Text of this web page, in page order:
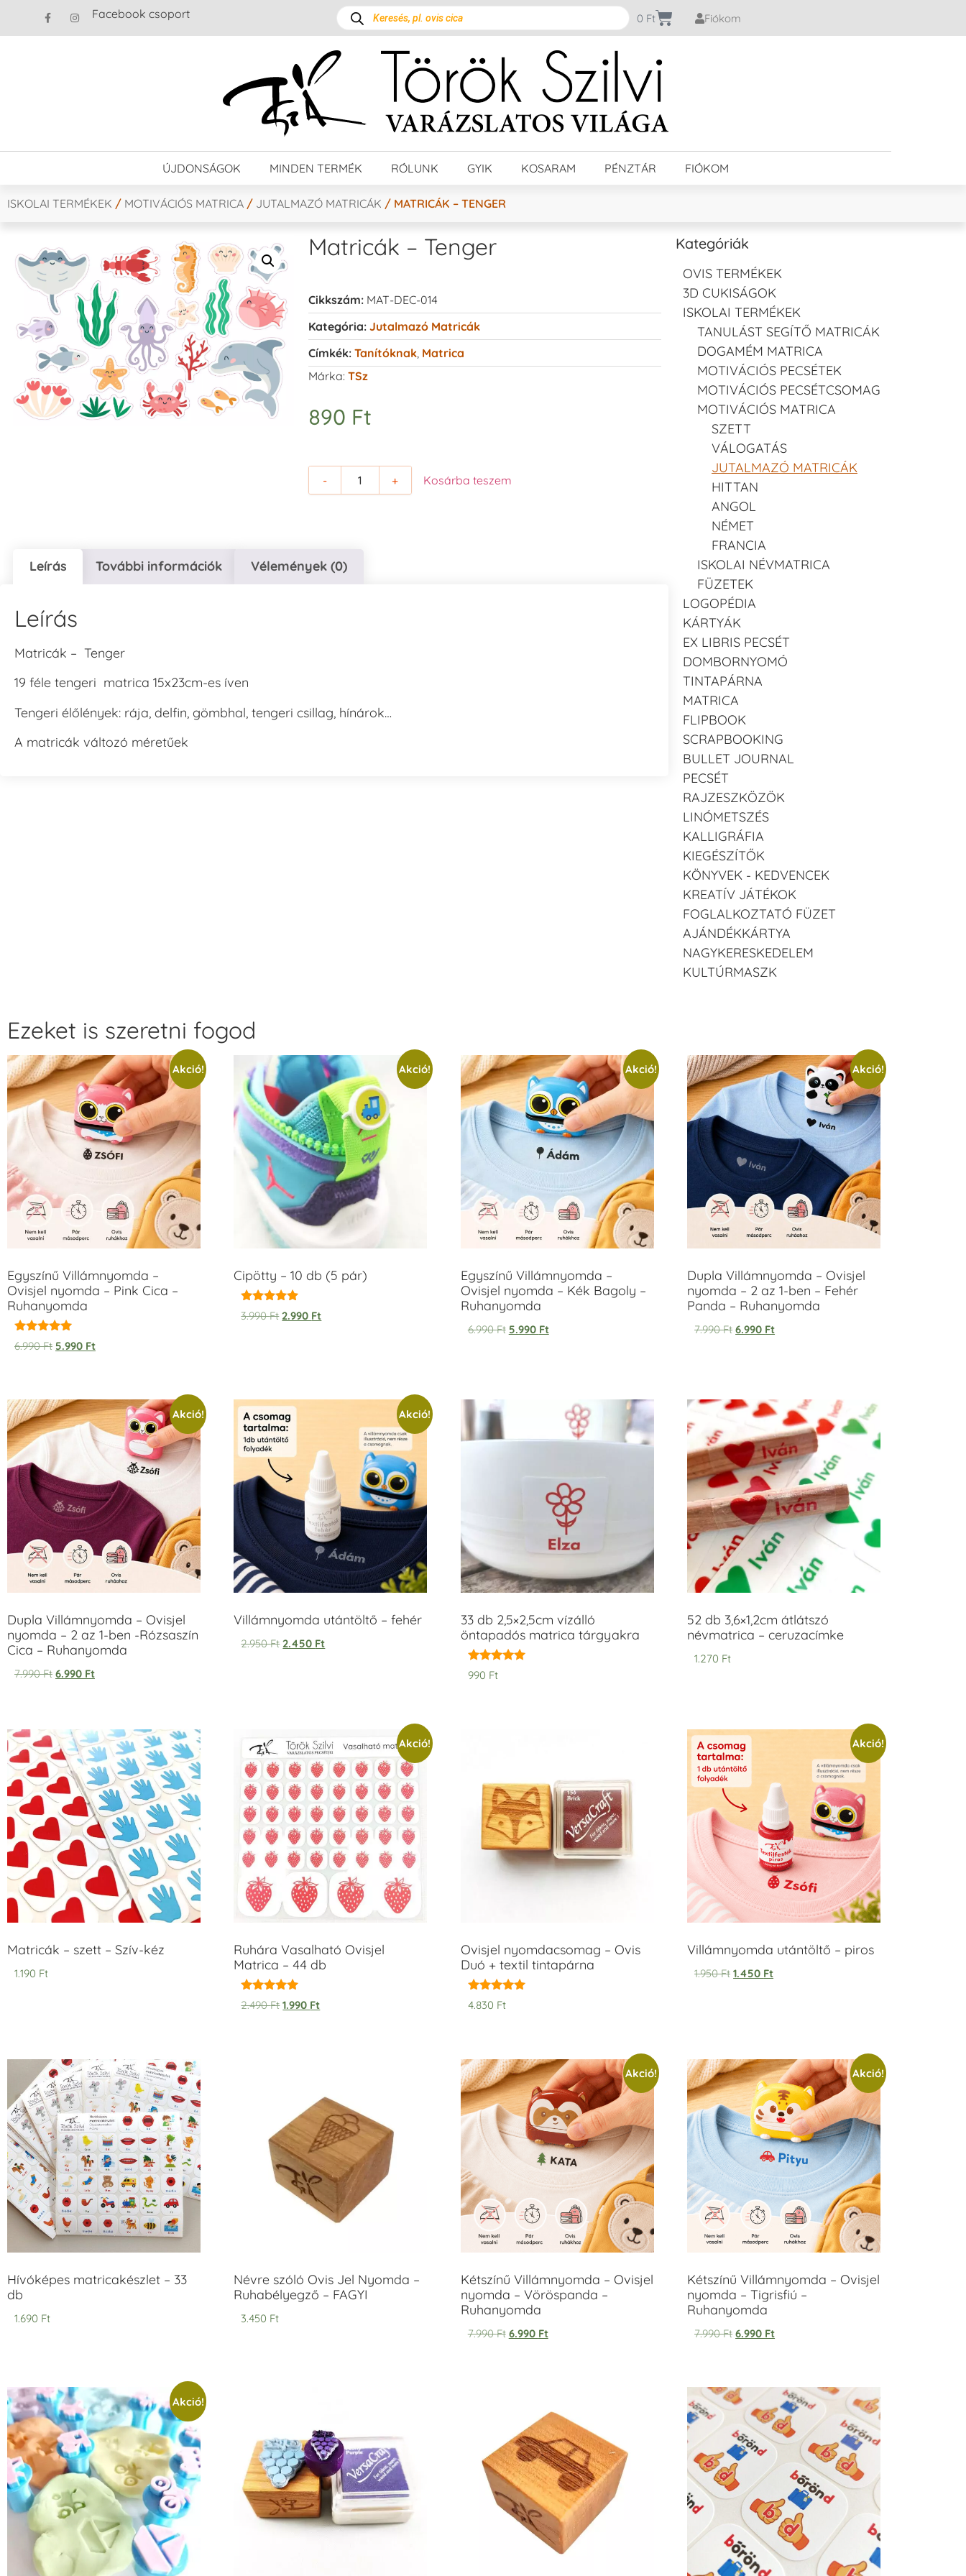
Facebook csoport 0 Ft Fiókom
ÚJDONSÁGOK MINDEN TERMÉK RÓLUNK GYIK KOSARAM PÉNZTÁR FIÓKOM
ISKOLAI TERMÉKEK / MOTIVÁCIÓS MATRICA / JUTALMAZÓ MATRICÁK / MATRICÁK – TENGER
Matricák – Tenger
Cikkszám: MAT-DEC-014
Kategória: Jutalmazó Matricák
Címkék: Tanítóknak, Matrica
Márka: TSz
890 Ft
- + Kosárba teszem
Leírás További információk Vélemények (0)
Leírás
Matricák – Tenger
19 féle tengeri matrica 15x23cm-es íven
Tengeri élőlények: rája, delfin, gömbhal, tengeri csillag, hínárok…
A matricák változó méretűek
Kategóriák
OVIS TERMÉKEK
3D CUKISÁGOK
ISKOLAI TERMÉKEK
TANULÁST SEGÍTŐ MATRICÁK
DOGAMÉM MATRICA
MOTIVÁCIÓS PECSÉTEK
MOTIVÁCIÓS PECSÉTCSOMAG
MOTIVÁCIÓS MATRICA
SZETT
VÁLOGATÁS
JUTALMAZÓ MATRICÁK
HITTAN
ANGOL
NÉMET
FRANCIA
ISKOLAI NÉVMATRICA
FÜZETEK
LOGOPÉDIA
KÁRTYÁK
EX LIBRIS PECSÉT
DOMBORNYOMÓ
TINTAPÁRNA
MATRICA
FLIPBOOK
SCRAPBOOKING
BULLET JOURNAL
PECSÉT
RAJZESZKÖZÖK
LINÓMETSZÉS
KALLIGRÁFIA
KIEGÉSZÍTŐK
KÖNYVEK - KEDVENCEK
KREATÍV JÁTÉKOK
FOGLALKOZTATÓ FÜZET
AJÁNDÉKKÁRTYA
NAGYKERESKEDELEM
KULTÚRMASZK
Ezeket is szeretni fogod
Akció!
Egyszínű Villámnyomda –
Ovisjel nyomda – Pink Cica –
Ruhanyomda
Értékelés:
5.00
6.990Ft 5.990 Ft
Akció!
Cipötty – 10 db (5 pár)
Értékelés:
5.00
3.990Ft 2.990 Ft
Akció!
Egyszínű Villámnyomda –
Ovisjel nyomda – Kék Bagoly –
Ruhanyomda
6.990Ft 5.990 Ft
Akció!
Dupla Villámnyomda – Ovisjel
nyomda – 2 az 1-ben – Fehér
Panda – Ruhanyomda
7.990Ft 6.990 Ft
Akció!
Dupla Villámnyomda – Ovisjel
nyomda – 2 az 1-ben -Rózsaszín
Cica – Ruhanyomda
7.990Ft 6.990 Ft
Akció!
Villámnyomda utántöltő – fehér
2.950Ft 2.450 Ft
33 db 2,5×2,5cm vízálló
öntapadós matrica tárgyakra
Értékelés:
5.00
990 Ft
52 db 3,6×1,2cm átlátszó
névmatrica – ceruzacímke
1.270 Ft
Matricák – szett – Szív-kéz
1.190 Ft
Akció!
Ruhára Vasalható Ovisjel
Matrica – 44 db
Értékelés:
5.00
2.490Ft 1.990 Ft
Ovisjel nyomdacsomag – Ovis
Duó + textil tintapárna
Értékelés:
5.00
4.830 Ft
Akció!
Villámnyomda utántöltő – piros
1.950Ft 1.450 Ft
Hívóképes matricakészlet – 33
db
1.690 Ft
Névre szóló Ovis Jel Nyomda –
Ruhabélyegző – FAGYI
3.450 Ft
Akció!
Kétszínű Villámnyomda – Ovisjel
nyomda – Vöröspanda –
Ruhanyomda
7.990Ft 6.990 Ft
Akció!
Kétszínű Villámnyomda – Ovisjel
nyomda – Tigrisfiú –
Ruhanyomda
7.990Ft 6.990 Ft
Akció!